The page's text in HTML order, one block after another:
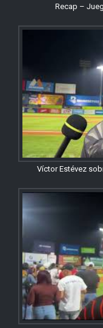
Recap –
Víctor Estévez